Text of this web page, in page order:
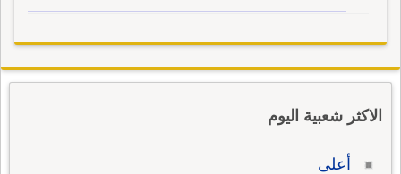
الاكثر شعبية اليوم
أعلى